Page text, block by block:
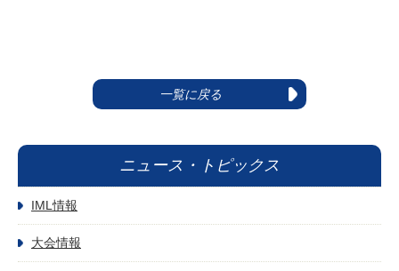
一覧に戻る
ニュース・トピックス
IML情報
大会情報